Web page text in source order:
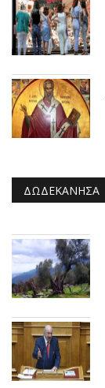
ΔΩΔΕΚΆΝΗΣΑ